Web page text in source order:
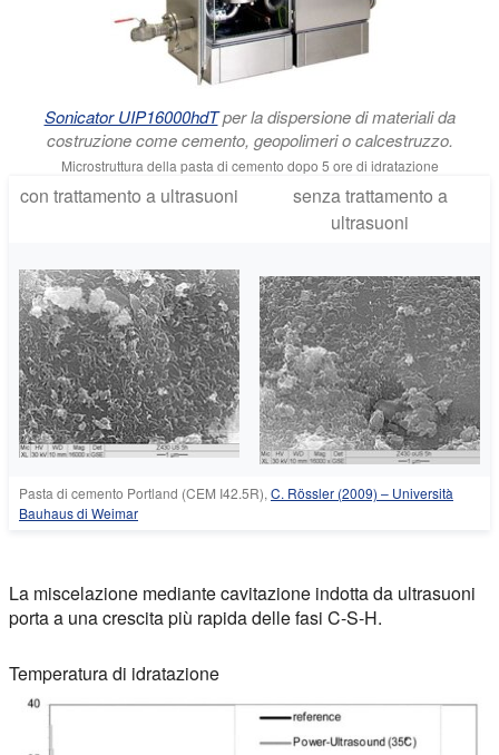
Sonicator UIP16000hdTper la dispersione di materiali da
costruzione come cemento, geopolimeri o calcestruzzo.
Microstruttura della pasta di cemento dopo 5 ore di idratazione
con trattamento a ultrasuoni
senza trattamento a
ultrasuoni
Pasta di cemento Portland (CEM I42.5R), C. Rössler (2009) – Università
Bauhaus di Weimar
La miscelazione mediante cavitazione indotta da ultrasuoni
porta a una crescita più rapida delle fasi C-S-H.
Temperatura di idratazione